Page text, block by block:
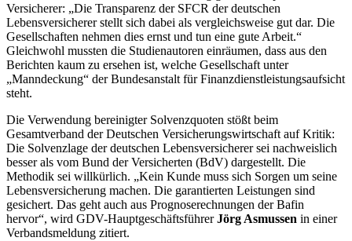
Versicherer: „Die Transparenz der SFCR der deutschen
Lebensversicherer stellt sich dabei als vergleichsweise gut dar. Die
Gesellschaften nehmen dies ernst und tun eine gute Arbeit.“
Gleichwohl mussten die Studienautoren einräumen, dass aus den
Berichten kaum zu ersehen ist, welche Gesellschaft unter
„Manndeckung“ der Bundesanstalt für Finanzdienstleistungsaufsicht
steht.
Die Verwendung bereinigter Solvenzquoten stößt beim
Gesamtverband der Deutschen Versicherungswirtschaft auf Kritik:
Die Solvenzlage der deutschen Lebensversicherer sei nachweislich
besser als vom Bund der Versicherten (BdV) dargestellt. Die
Methodik sei willkürlich. „Kein Kunde muss sich Sorgen um seine
Lebensversicherung machen. Die garantierten Leistungen sind
gesichert. Das geht auch aus Prognoserechnungen der Bafin
hervor“, wird GDV-HauptgeschäftsführerJörg Asmussen in einer
Verbandsmeldung zitiert.